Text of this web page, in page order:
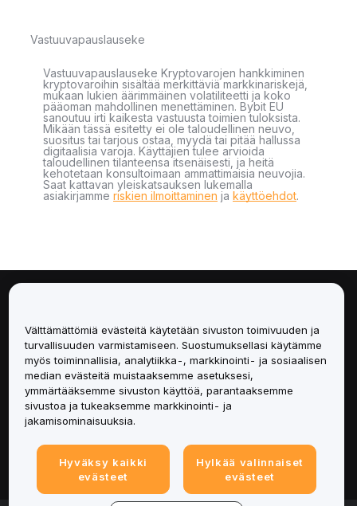
Vastuuvapauslauseke
Vastuuvapauslauseke Kryptovarojen hankkiminen
kryptovaroihin sisältää merkittäviä markkinariskejä,
mukaan lukien äärimmäinen volatiliteetti ja koko
pääoman mahdollinen menettäminen. Bybit EU
sanoutuu irti kaikesta vastuusta toimien tuloksista.
Mikään tässä esitetty ei ole taloudellinen neuvo,
suositus tai tarjous ostaa, myydä tai pitää hallussa
digitaalisia varoja. Käyttäjien tulee arvioida
taloudellinen tilanteensa itsenäisesti, ja heitä
kehotetaan konsultoimaan ammattimaisia neuvojia.
Saat kattavan yleiskatsauksen lukemalla
asiakirjamme riskien ilmoittaminen ja käyttöehdot.
Palvelut
Tuki
Tuotteet
Lakiasiat
Välttämättömiä evästeitä käytetään sivuston toimivuuden ja
turvallisuuden varmistamiseen. Suostumuksellasi käytämme
myös toiminnallisia, analytiikka-, markkinointi- ja sosiaalisen
median evästeitä muistaaksemme asetuksesi,
ymmärtääksemme sivuston käyttöä, parantaaksemme
sivustoa ja tukeaksemme markkinointi- ja
jakamisominaisuuksia.
Hyväksy kaikki
evästeet
Hylkää valinnaiset
evästeet